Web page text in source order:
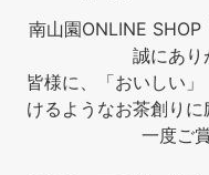
南山園ONLINE SHOP
誠にあり
皆様に、「おいしい
けるようなお茶創り
一度ご